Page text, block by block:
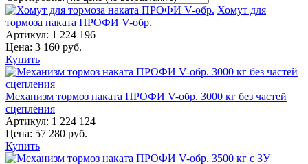
Хомут для
тормоза наката ПРОФИ V-обр.
Артикул: 1 224 196
Цена: 3 160 руб.
Купить
Механизм тормоз наката ПРОФИ V-обр. 3000 кг без частей
сцепления
Артикул: 1 224 124
Цена: 57 280 руб.
Купить